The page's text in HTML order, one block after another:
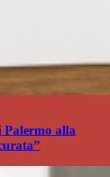
Palermo alla